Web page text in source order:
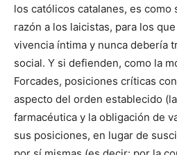
los católicos catalanes, es como
razón a los laicistas, para los
vivencia íntima y nunca debería
social. Y si defienden, como la
Forcades, posiciones críticas
aspecto del orden establecido
farmacéutica y la obligación de
sus posiciones, en lugar de